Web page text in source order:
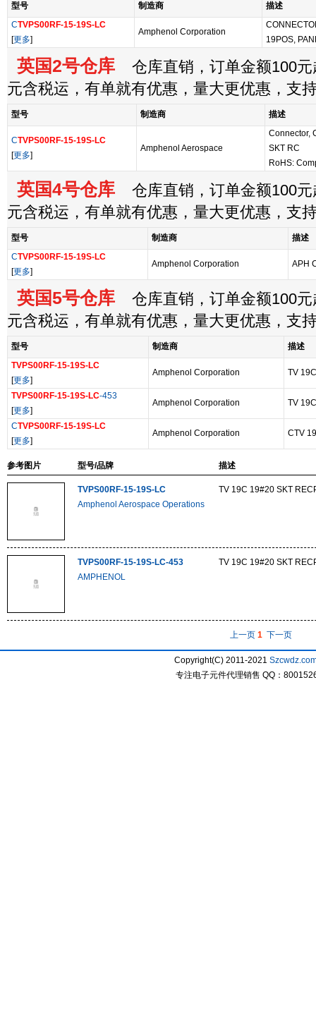
型号 制造商
描述
CTVPS00RF-15-19S-LC
[更多]
Amphenol Corporation
19POS,
英国2号仓库 仓库直销，订单金额100元
元含税运，有单就有优惠，量大更优惠，支
型号 制造商 描述
CTVPS00RF-15-19S-LC
[更多]
Amphenol Aerospace
Connector,
SKT RC
RoHS:
英国4号仓库 仓库直销，订单金额100元
元含税运，有单就有优惠，量大更优惠，支
型号 制造商
描述
CTVPS00RF-15-19S-LC
[更多]
Amphenol Corporation APH
英国5号仓库 仓库直销，订单金额100元
元含税运，有单就有优惠，量大更优惠，支
型号 制造商
描述
TVPS00RF-15-19S-LC
[更多]
Amphenol Corporation TV
TVPS00RF-15-19S-LC-453
[更多]
Amphenol Corporation TV
CTVPS00RF-15-19S-LC
[更多]
Amphenol Corporation CTV
参考图片 型号/品牌 描述
TVPS00RF-15-19S-LC
Amphenol Aerospace Operations
TV 19C 19#20 SKT
TVPS00RF-15-19S-LC-453
AMPHENOL
TV 19C 19#20 SKT
上一页 1 下一页
Copyright(C) 2011-2021
专注电子元件代理销售 QQ：